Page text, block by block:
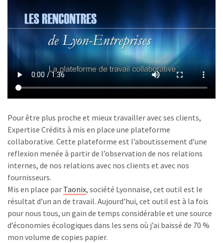
Pour être plus proche et mieux travailler avec ses clients,
Expertise Crédits à mis en place une plateforme
collaborative. Cette plateforme est l’aboutissement d’une
reflexion menée à partir de l’observation de nos relations
internes, de nos relations avec nos clients et avec nos
fournisseurs.
Mis en place par Taonix, société Lyonnaise, cet outil est le
résultat d’un an de travail. Aujourd’hui, cet outil est à la fois
pour nous tous, un gain de temps considérable et une source
d’économies écologiques dans les sens où j’ai baissé de 70 %
mon volume de copies papier.